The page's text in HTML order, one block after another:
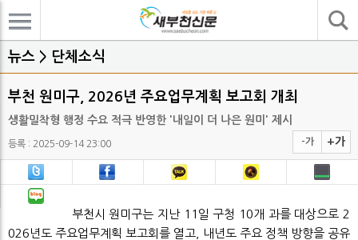
뉴스 > 단체소식
부천 원미구, 2026년 주요업무계획 보고회 개최
생활밀착형 행정 수요 적극 반영한 '내일이 더 나은 원미' 제시
등록 : 2025-09-14 23:00 -가 +가
부천시 원미구는 지난 11일 구청 10개 과를 대상으로 2
026년도 주요업무계획 보고회를 열고, 내년도 주요 정책 방향을 공유